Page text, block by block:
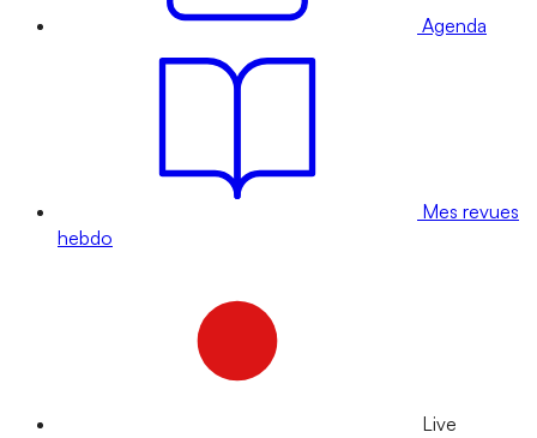
Agenda
Mes revues
hebdo
Live